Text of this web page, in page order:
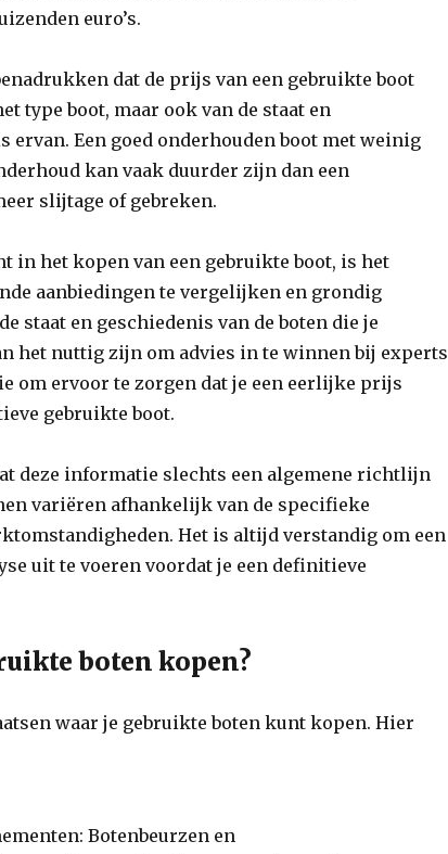
euro’s.
dat de prijs van een gebruikte boot
type boot, maar ook van de staat en
ervan. Een goed onderhouden boot met weinig
kan vaak duurder zijn dan een
slijtage of gebreken.
in het kopen van een gebruikte boot, is het
aanbiedingen te vergelijken en grondig
staat en geschiedenis van de boten die je
het nuttig zijn om advies in te winnen bij experts
om ervoor te zorgen dat je een eerlijke prijs
gebruikte boot.
deze informatie slechts een algemene richtlijn
variëren afhankelijk van de specifieke
Het is altijd verstandig om een
uit te voeren voordat je een definitieve
boten kopen?
waar je gebruikte boten kunt kopen. Hier
Botenbeurzen en